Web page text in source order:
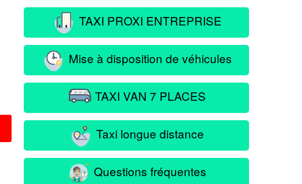
TAXI PROXI ENTREPRISE
Mise à disposition de véhicules
TAXI VAN 7 PLACES
Taxi longue distance
Questions fréquentes